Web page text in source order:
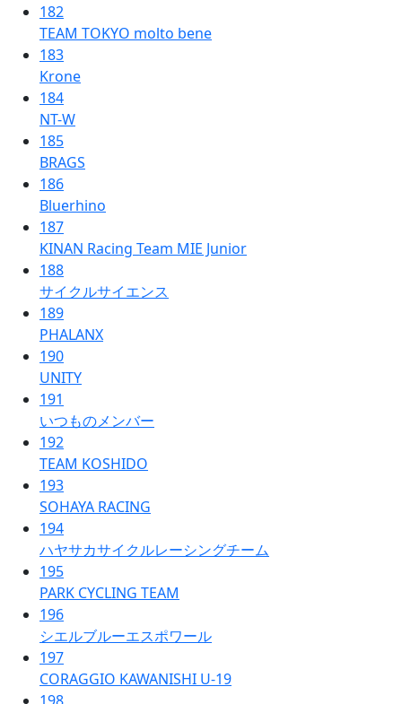
182
TEAM TOKYO molto bene
183
Krone
184
NT-W
185
BRAGS
186
Bluerhino
187
KINAN Racing Team MIE Junior
188
サイクルサイエンス
189
PHALANX
190
UNITY
191
いつものメンバー
192
TEAM KOSHIDO
193
SOHAYA RACING
194
ハヤサカサイクルレーシングチーム
195
PARK CYCLING TEAM
196
シエルブルーエスポワール
197
CORAGGIO KAWANISHI U-19